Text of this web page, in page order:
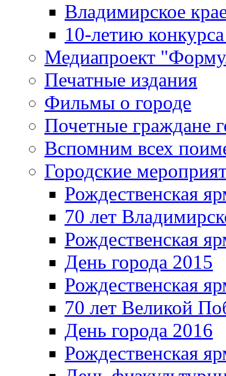
Владимирское
10-летию
Медиапроект
Печатные издания
Фильмы о городе
Почетные граждане
Вспомним всех
Городские
Рождественская
70 лет
Рождественская
День города 2015
Рождественская
70 лет Великой
День города 2016
Рождественская